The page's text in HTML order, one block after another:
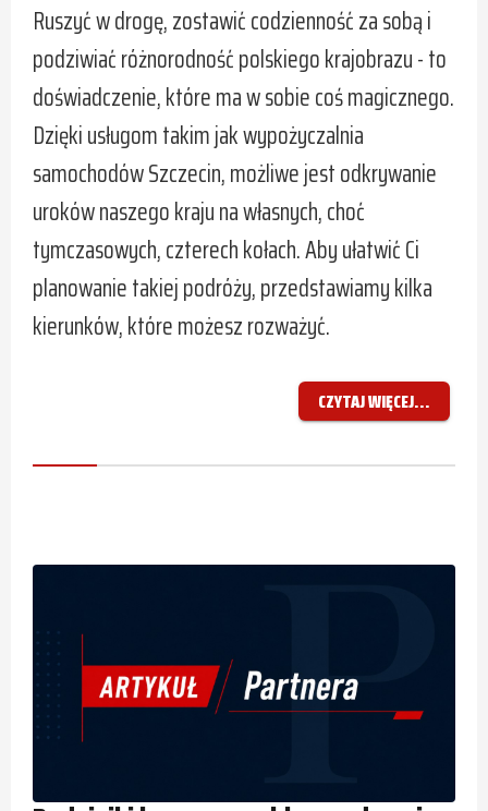
Ruszyć w drogę, zostawić codzienność za sobą i
podziwiać różnorodność polskiego krajobrazu - to
doświadczenie, które ma w sobie coś magicznego.
Dzięki usługom takim jak wypożyczalnia
samochodów Szczecin, możliwe jest odkrywanie
uroków naszego kraju na własnych, choć
tymczasowych, czterech kołach. Aby ułatwić Ci
planowanie takiej podróży, przedstawiamy kilka
kierunków, które możesz rozważyć.
CZYTAJ WIĘCEJ...